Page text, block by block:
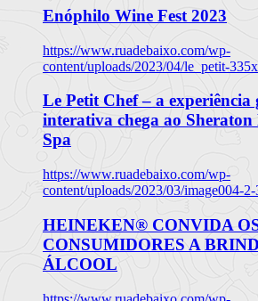
Enóphilo Wine Fest 2023
https://www.ruadebaixo.com/wp-
content/uploads/2023/04/le_petit-
Le Petit Chef – a experiência
interativa chega ao
Spa
https://www.ruadebaixo.com/wp-
content/uploads/2023/03/image004-
HEINEKEN® CONVIDA
CONSUMIDORES A
ÁLCOOL